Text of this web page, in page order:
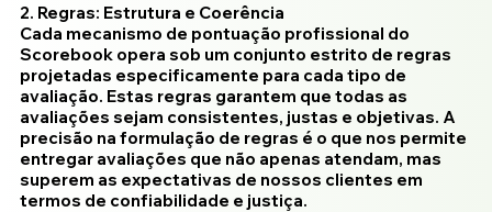
2. Regras: Estrutura e Coerência
Cada mecanismo de pontuação profissional do
Scorebook opera sob um conjunto estrito de regras
projetadas especificamente para cada tipo de
avaliação. Estas regras garantem que todas as
avaliações sejam consistentes, justas e objetivas. A
precisão na formulação de regras é o que nos permite
entregar avaliações que não apenas atendam, mas
superem as expectativas de nossos clientes em
termos de confiabilidade e justiça.